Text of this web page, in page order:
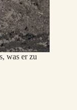
was er zu